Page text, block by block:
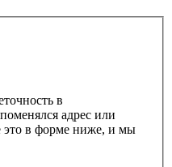
в
адрес или
это в форме ниже, и мы